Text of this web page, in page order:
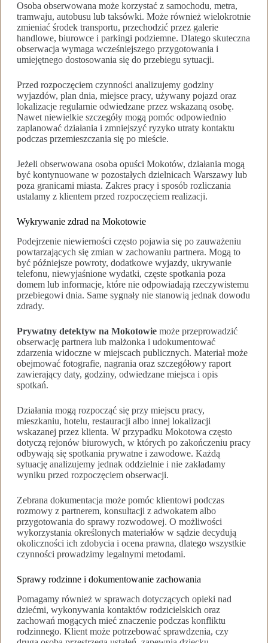
Osoba obserwowana może korzystać z samochodu, metra,
tramwaju, autobusu lub taksówki. Może również wielokrotnie
zmieniać środek transportu, przechodzić przez galerie
handlowe, biurowce i parkingi podziemne. Dlatego skuteczna
obserwacja wymaga wcześniejszego przygotowania i
umiejętnego dostosowania się do przebiegu sytuacji.
Przed rozpoczęciem czynności analizujemy godziny
wyjazdów, plan dnia, miejsce pracy, używany pojazd oraz
lokalizacje regularnie odwiedzane przez wskazaną osobę.
Nawet niewielkie szczegóły mogą pomóc odpowiednio
zaplanować działania i zmniejszyć ryzyko utraty kontaktu
podczas przemieszczania się po mieście.
Jeżeli obserwowana osoba opuści Mokotów, działania mogą
być kontynuowane w pozostałych dzielnicach Warszawy lub
poza granicami miasta. Zakres pracy i sposób rozliczania
ustalamy z klientem przed rozpoczęciem realizacji.
Wykrywanie zdrad na Mokotowie
Podejrzenie niewierności często pojawia się po zauważeniu
powtarzających się zmian w zachowaniu partnera. Mogą to
być późniejsze powroty, dodatkowe wyjazdy, ukrywanie
telefonu, niewyjaśnione wydatki, częste spotkania poza
domem lub informacje, które nie odpowiadają rzeczywistemu
przebiegowi dnia. Same sygnały nie stanowią jednak dowodu
zdrady.
Prywatny detektyw na Mokotowiemoże przeprowadzić
obserwację partnera lub małżonka i udokumentować
zdarzenia widoczne w miejscach publicznych. Materiał może
obejmować fotografie, nagrania oraz szczegółowy raport
zawierający daty, godziny, odwiedzane miejsca i opis
spotkań.
Działania mogą rozpocząć się przy miejscu pracy,
mieszkaniu, hotelu, restauracji albo innej lokalizacji
wskazanej przez klienta. W przypadku Mokotowa często
dotyczą rejonów biurowych, w których po zakończeniu pracy
odbywają się spotkania prywatne i zawodowe. Każdą
sytuację analizujemy jednak oddzielnie i nie zakładamy
wyniku przed rozpoczęciem obserwacji.
Zebrana dokumentacja może pomóc klientowi podczas
rozmowy z partnerem, konsultacji z adwokatem albo
przygotowania do sprawy rozwodowej. O możliwości
wykorzystania określonych materiałów w sądzie decydują
okoliczności ich zdobycia i ocena prawna, dlatego wszystkie
czynności prowadzimy legalnymi metodami.
Sprawy rodzinne i dokumentowanie zachowania
Pomagamy również w sprawach dotyczących opieki nad
dziećmi, wykonywania kontaktów rodzicielskich oraz
zachowań mogących mieć znaczenie podczas konfliktu
rodzinnego. Klient może potrzebować sprawdzenia, czy